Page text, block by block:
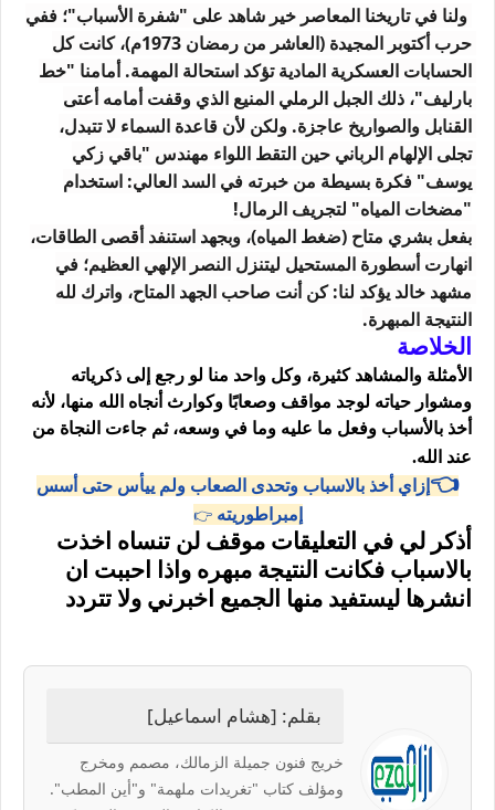
"مضخات المياه" لتجريف الرمال!
مشهد خالد يؤكد لنا:
النتيجة المبهرة.
الخلاصة
الأمثلة والمشاهد كثيرة، وكل واحد منا لو رجع إلى ذكرياته
ومشوار حياته لوجد مواقف وصعابًا وكوارث أنجاه الله منها، لأنه
أخذ بالأسباب وفعل ما عليه وما في وسعه، ثم جاءت النجاة من
عند الله.
👈 إزاي أخذ بالاسباب وتحدى الصعاب ولم ييأس حتى أسس
إمبراطوريته👉
أذكر لي في التعليقات موقف لن تنساه اخذت
بالاسباب فكانت النتيجة مبهره واذا احببت ان
انشرها ليستفيد منها الجميع اخبرني ولا تتردد
بقلم: [هشام اسماعيل]
خريج فنون جميلة الزمالك، مصمم ومخرج
ومؤلف كتاب "تغريدات ملهمة" و"أين المطب".